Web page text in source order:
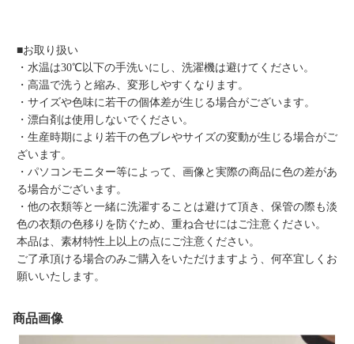
■お取り扱い
・水温は30℃以下の手洗いにし、洗濯機は避けてください。
・高温で洗うと縮み、変形しやすくなります。
・サイズや色味に若干の個体差が生じる場合がございます。
・漂白剤は使用しないでください。
・生産時期により若干の色ブレやサイズの変動が生じる場合がご
ざいます。
・パソコンモニター等によって、画像と実際の商品に色の差があ
る場合がございます。
・他の衣類等と一緒に洗濯することは避けて頂き、保管の際も淡
色の衣類の色移りを防ぐため、重ね合せにはご注意ください。
本品は、素材特性上以上の点にご注意ください。
ご了承頂ける場合のみご購入をいただけますよう、何卒宜しくお
願いいたします。
商品画像